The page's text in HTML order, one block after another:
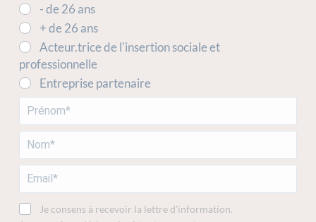
- de 26 ans
+ de 26 ans
Acteur.trice de l'insertion sociale et
professionnelle
Entreprise partenaire
Je consens à recevoir la lettre d'information.